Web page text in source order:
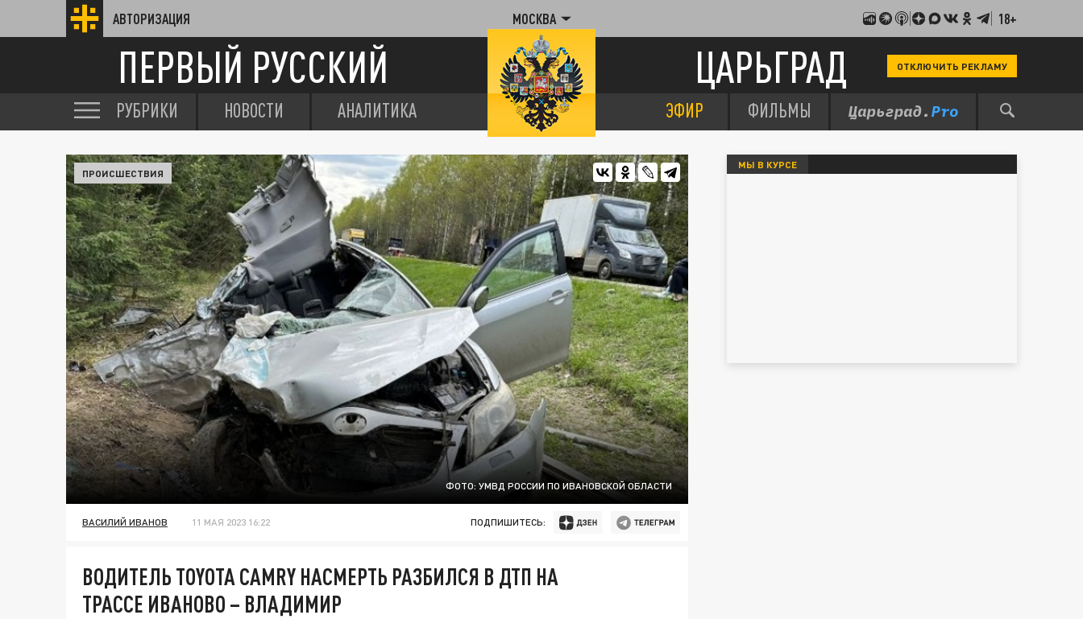
АВТОРИЗАЦИЯ МОСКВА 18+
ПЕРВЫЙ РУССКИЙ ЦАРЬГРАД ОТКЛЮЧИТЬ РЕКЛАМУ
РУБРИКИ НОВОСТИ АНАЛИТИКА ЭФИР ФИЛЬМЫ
ФОТО: УМВД РОССИИ ПО ИВАНОВСКОЙ ОБЛАСТИ
ПРОИСШЕСТВИЯ
ВАСИЛИЙ ИВАНОВ 11 МАЯ 2023 16:22 ПОДПИШИТЕСЬ:
ВОДИТЕЛЬ TOYOTA CAMRY НАСМЕРТЬ РАЗБИЛСЯ В ДТП НА
ТРАССЕ ИВАНОВО – ВЛАДИМИР
МЫ В КУРСЕ